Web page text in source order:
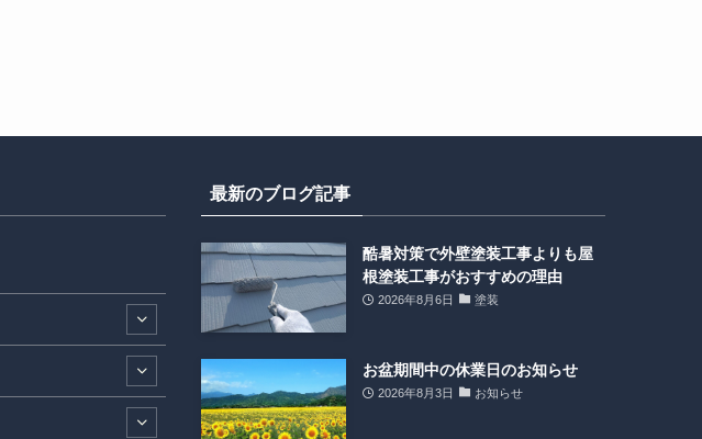
最新のブログ記事
酷暑対策で外壁塗装工事よりも屋
根塗装工事がおすすめの理由
2026年8月6日 塗装
お盆期間中の休業日のお知らせ
2026年8月3日 お知らせ